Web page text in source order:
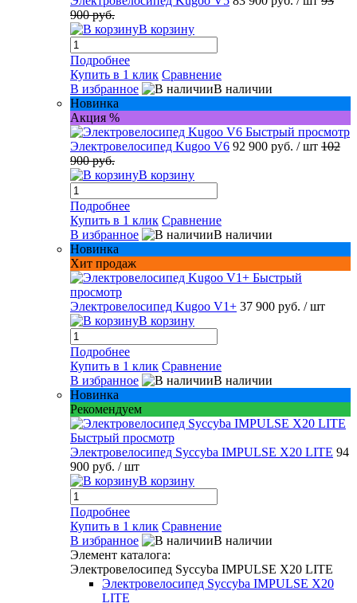
900 руб.
В корзину
Подробнее
Купить в 1 клик Сравнение
В избранное
В наличии
Новинка
Акция %
Быстрый просмотр
Электровелосипед Kugoo V6 92 900 руб. / шт 102
900 руб.
В корзину
Подробнее
Купить в 1 клик Сравнение
В избранное
В наличии
Новинка
Хит продаж
Быстрый
просмотр
Электровелосипед Kugoo V1+ 37 900 руб. / шт
В корзину
Подробнее
Купить в 1 клик Сравнение
В избранное
В наличии
Новинка
Рекомендуем
Быстрый просмотр
Электровелосипед Syccyba IMPULSE X20 LITE 94
900 руб. / шт
В корзину
Подробнее
Купить в 1 клик Сравнение
В избранное
В наличии
Элемент каталога:
Электровелосипед Syccyba IMPULSE X20 LITE
Электровелосипед Syccyba IMPULSE X20
LITE